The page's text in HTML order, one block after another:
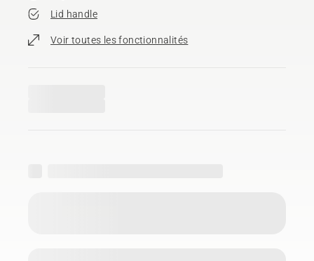
Lid handle
Voir toutes les fonctionnalités